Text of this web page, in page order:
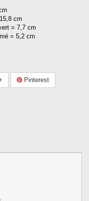
cm
= 7,7 cm
= 5,2 cm
Pinterest